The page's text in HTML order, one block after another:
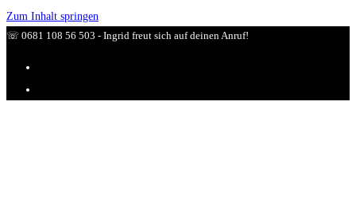
Zum Inhalt springen
☏ 0681 108 56 503 - Ingrid freut sich auf deinen Anruf!